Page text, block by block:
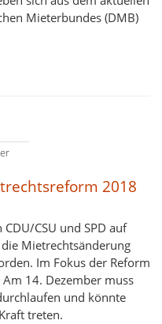
Mieterbundes (DMB)
2018
CSU und SPD auf
Mietrechtsänderung
Im Fokus der Reform
14. Dezember muss
und könnte
treten.